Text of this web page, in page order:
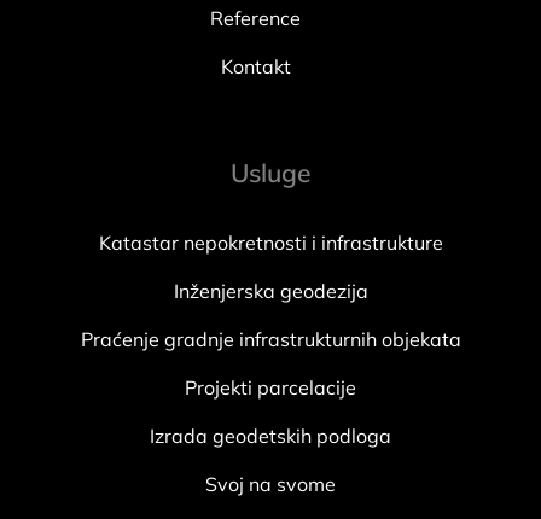
Reference
Kontakt
Usluge
Katastar nepokretnosti i infrastrukture
Inženjerska geodezija
Praćenje gradnje infrastrukturnih objekata
Projekti parcelacije
Izrada geodetskih podloga
Svoj na svome